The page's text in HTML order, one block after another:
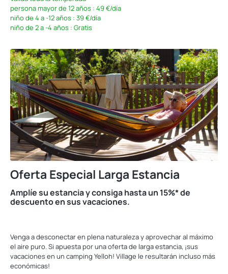
persona mayor de 12 años : 49 €/día
niño de 4 a -12 años : 39 €/día
niño de 2 a -4 años : Gratis
Oferta Especial Larga Estancia
Amplíe su estancia y consiga hasta un 15%* de
descuento en sus vacaciones.
Venga a desconectar en plena naturaleza y aprovechar al máximo
el aire puro. Si apuesta por una oferta de larga estancia, ¡sus
vacaciones en un camping Yelloh! Village le resultarán incluso más
económicas!